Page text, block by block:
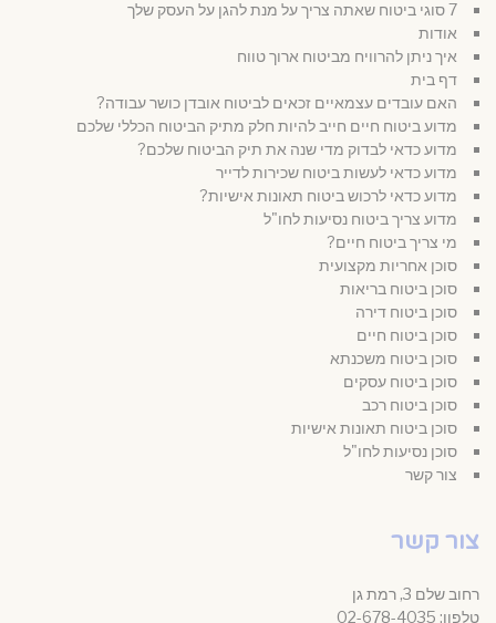
7 סוגי ביטוח שאתה צריך על מנת להגן על העסק שלך
אודות
איך ניתן להרוויח מביטוח ארוך טווח
דף בית
האם עובדים עצמאיים זכאים לביטוח אובדן כושר עבודה?
מדוע ביטוח חיים חייב להיות חלק מתיק הביטוח הכללי שלכם
מדוע כדאי לבדוק מדי שנה את תיק הביטוח שלכם?
מדוע כדאי לעשות ביטוח שכירות לדייר
מדוע כדאי לרכוש ביטוח תאונות אישיות?
מדוע צריך ביטוח נסיעות לחו"ל
מי צריך ביטוח חיים?
סוכן אחריות מקצועית
סוכן ביטוח בריאות
סוכן ביטוח דירה
סוכן ביטוח חיים
סוכן ביטוח משכנתא
סוכן ביטוח עסקים
סוכן ביטוח רכב
סוכן ביטוח תאונות אישיות
סוכן נסיעות לחו"ל
צור קשר
צור קשר
רחוב שלם 3, רמת גן
טלפון: 02-678-4035